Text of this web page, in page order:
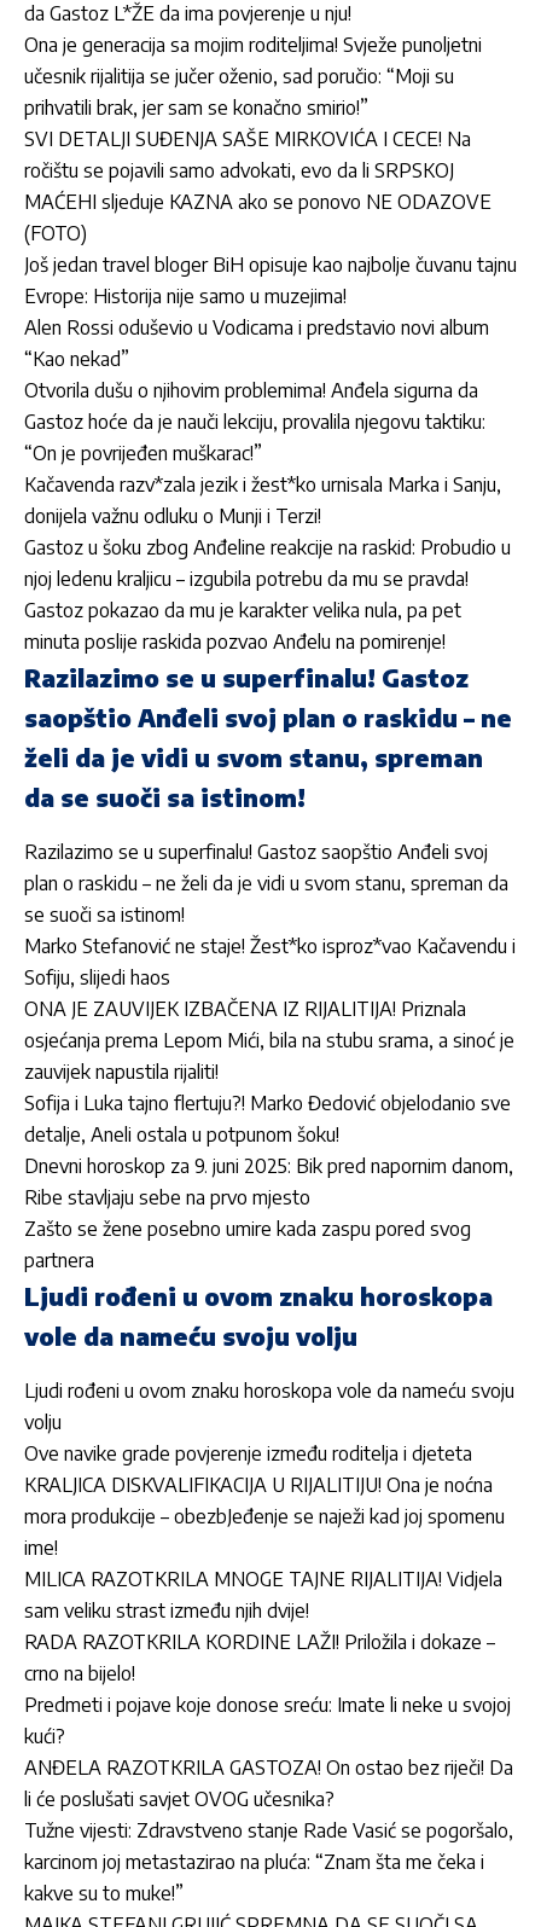
da Gastoz L*ŽE da ima povjerenje u nju!
Ona je generacija sa mojim roditeljima! Svježe punoljetni
učesnik rijalitija se jučer oženio, sad poručio: “Moji su
prihvatili brak, jer sam se konačno smirio!”
SVI DETALJI SUĐENJA SAŠE MIRKOVIĆA I CECE! Na
ročištu se pojavili samo advokati, evo da li SRPSKOJ
MAĆEHI sljeduje KAZNA ako se ponovo NE ODAZOVE
(FOTO)
Još jedan travel bloger BiH opisuje kao najbolje čuvanu tajnu
Evrope: Historija nije samo u muzejima!
Alen Rossi oduševio u Vodicama i predstavio novi album
“Kao nekad”
Otvorila dušu o njihovim problemima! Anđela sigurna da
Gastoz hoće da je nauči lekciju, provalila njegovu taktiku:
“On je povrijeđen muškarac!”
Kačavenda razv*zala jezik i žest*ko urnisala Marka i Sanju,
donijela važnu odluku o Munji i Terzi!
Gastoz u šoku zbog Anđeline reakcije na raskid: Probudio u
njoj ledenu kraljicu – izgubila potrebu da mu se pravda!
Gastoz pokazao da mu je karakter velika nula, pa pet
minuta poslije raskida pozvao Anđelu na pomirenje!
Razilazimo se u superfinalu! Gastoz
saopštio Anđeli svoj plan o raskidu – ne
želi da je vidi u svom stanu, spreman
da se suoči sa istinom!
Razilazimo se u superfinalu! Gastoz saopštio Anđeli svoj
plan o raskidu – ne želi da je vidi u svom stanu, spreman da
se suoči sa istinom!
Marko Stefanović ne staje! Žest*ko isproz*vao Kačavendu i
Sofiju, slijedi haos
ONA JE ZAUVIJEK IZBAČENA IZ RIJALITIJA! Priznala
osjećanja prema Lepom Mići, bila na stubu srama, a sinoć je
zauvijek napustila rijaliti!
Sofija i Luka tajno flertuju?! Marko Đedović objelodanio sve
detalje, Aneli ostala u potpunom šoku!
Dnevni horoskop za 9. juni 2025: Bik pred napornim danom,
Ribe stavljaju sebe na prvo mjesto
Zašto se žene posebno umire kada zaspu pored svog
partnera
Ljudi rođeni u ovom znaku horoskopa
vole da nameću svoju volju
Ljudi rođeni u ovom znaku horoskopa vole da nameću svoju
volju
Ove navike grade povjerenje između roditelja i djeteta
KRALJICA DISKVALIFIKACIJA U RIJALITIJU! Ona je noćna
mora produkcije – obezbJeđenje se naježi kad joj spomenu
ime!
MILICA RAZOTKRILA MNOGE TAJNE RIJALITIJA! Vidjela
sam veliku strast između njih dvije!
RADA RAZOTKRILA KORDINE LAŽI! Priložila i dokaze –
crno na bijelo!
Predmeti i pojave koje donose sreću: Imate li neke u svojoj
kući?
ANĐELA RAZOTKRILA GASTOZA! On ostao bez riječi! Da
li će poslušati savjet OVOG učesnika?
Tužne vijesti: Zdravstveno stanje Rade Vasić se pogoršalo,
karcinom joj metastazirao na pluća: “Znam šta me čeka i
kakve su to muke!”